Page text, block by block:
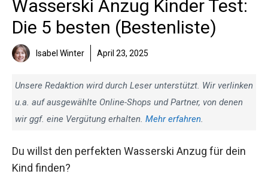
Wasserski Anzug Kinder Test:
Die 5 besten (Bestenliste)
Isabel Winter April 23, 2025
Unsere Redaktion wird durch Leser unterstützt. Wir verlinken
u.a. auf ausgewählte Online-Shops und Partner, von denen
wir ggf. eine Vergütung erhalten. Mehr erfahren.
Du willst den perfekten Wasserski Anzug für dein
Kind finden?